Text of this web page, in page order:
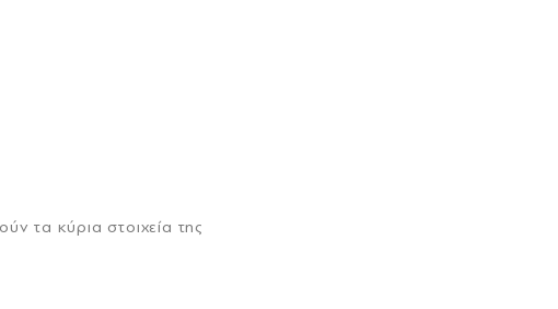
τα κύρια στοιχεία της